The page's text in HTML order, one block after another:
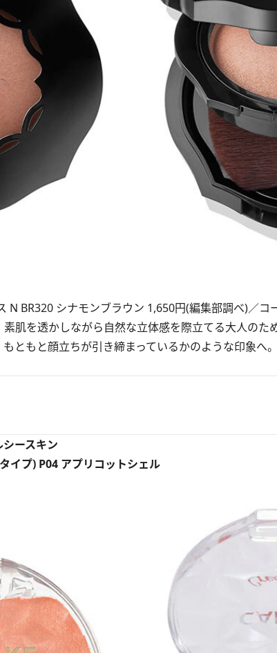
BR320 シナモンブラウン 1,650円(編集部調べ)／コ
肌を透かしながら自然な立体感を際立てる大人のた
ともと顔立ちが引き締まっているかのような印象へ
シースキン
イプ) P04 アプリコットシェル